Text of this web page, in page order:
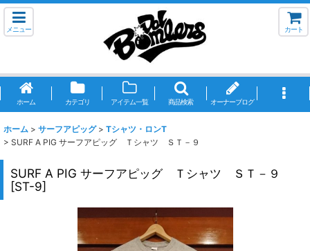
メニュー カート
ホーム カテゴリ アイテム一覧 商品検索 オーナーブログ
ホーム > サーフアピッグ > Tシャツ・ロンT
> SURF A PIG サーフアピッグ Ｔシャツ ＳＴ－９
SURF A PIG サーフアピッグ Ｔシャツ ＳＴ－９
[ST-9]